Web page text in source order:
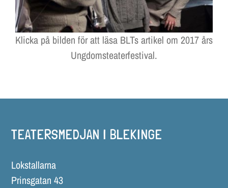
LOKALER OCH KOSTYM
KONTAKT
Klicka på bilden för att läsa BLTs artikel om 2017 års
Ungdomsteaterfestival.
TEATERSMEDJAN I BLEKINGE
Lokstallarna
Prinsgatan 43